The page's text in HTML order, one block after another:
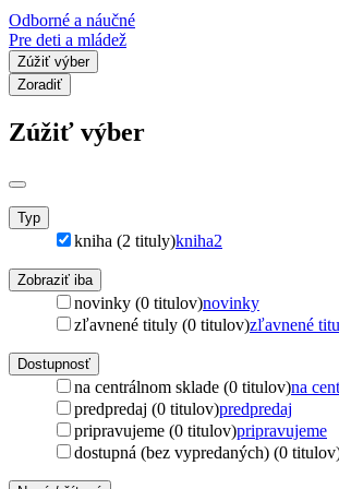
Odborné a náučné
Pre deti a mládež
Zúžiť výber
Zoradiť
Zúžiť výber
Typ
kniha (2 tituly)kniha2
Zobraziť iba
novinky (0 titulov)novinky
zľavnené tituly (0 titulov)zľavnené
Dostupnosť
na centrálnom sklade (0 titulov)na
predpredaj (0 titulov)predpredaj
pripravujeme (0 titulov)pripravujeme
dostupná (bez vypredaných) (0